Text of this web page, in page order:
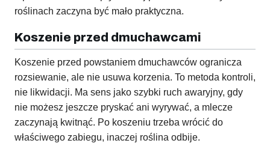
roślinach zaczyna być mało praktyczna.
Koszenie przed dmuchawcami
Koszenie przed powstaniem dmuchawców ogranicza
rozsiewanie, ale nie usuwa korzenia. To metoda kontroli,
nie likwidacji. Ma sens jako szybki ruch awaryjny, gdy
nie możesz jeszcze pryskać ani wyrywać, a mlecze
zaczynają kwitnąć. Po koszeniu trzeba wrócić do
właściwego zabiegu, inaczej roślina odbije.